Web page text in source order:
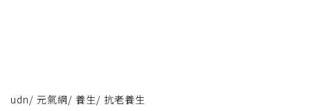
udn/ 元氣網/ 養生/ 抗老養生